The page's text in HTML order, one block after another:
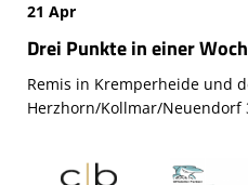
21 Apr
Drei Punkte in einer
Remis in Kremperheide und
Herzhorn/Kollmar/Neuendorf